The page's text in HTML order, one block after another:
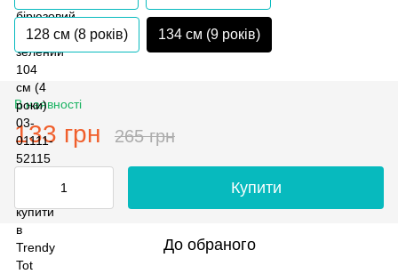
128 см (8 років) 134 см (9 років)
В наявності
133 грн 265 грн
Купити
До обраного